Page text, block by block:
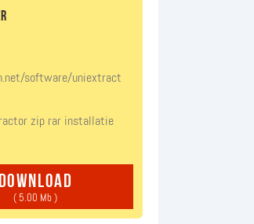
software/uniextract
zip rar installatie
download
( 5.00 Mb )